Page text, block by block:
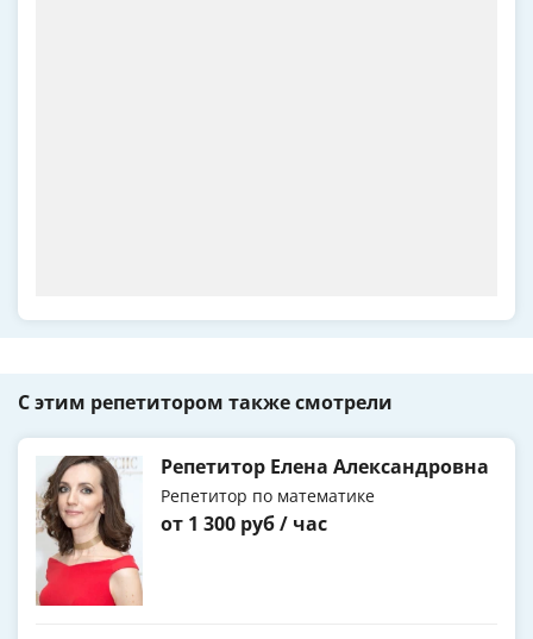
С этим репетитором также смотрели
Репетитор Елена Александровна
Репетитор по математике
от 1 300 руб / час